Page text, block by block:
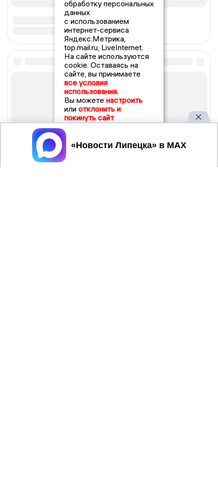
обработку персональных
данных
с использованием
интернет-сервиса
Яндекс.Метрика,
top.mail.ru, LiveInternet.
На сайте используются
cookie. Оставаясь на
сайте, вы принимаете
все условия
использования.
Вы можете настроить
или отклонить и
покинуть сайт
Принять